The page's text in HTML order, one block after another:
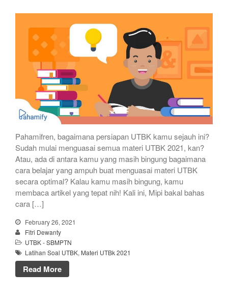
Pahamifren, bagaimana persiapan UTBK kamu sejauh ini?
Sudah mulai menguasai semua materi UTBK 2021, kan?
Atau, ada di antara kamu yang masih bingung bagaimana
cara belajar yang ampuh buat menguasai materi UTBK
secara optimal? Kalau kamu masih bingung, kamu
membaca artikel yang tepat nih! Kali ini, Mipi bakal bahas
cara […]
February 26, 2021
Fitri Dewanty
UTBK - SBMPTN
Latihan Soal UTBK, Materi UTBk 2021
Read More